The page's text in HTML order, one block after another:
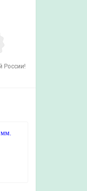
России!
мм.